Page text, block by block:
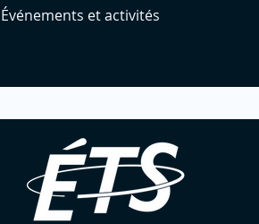
Événements et activités